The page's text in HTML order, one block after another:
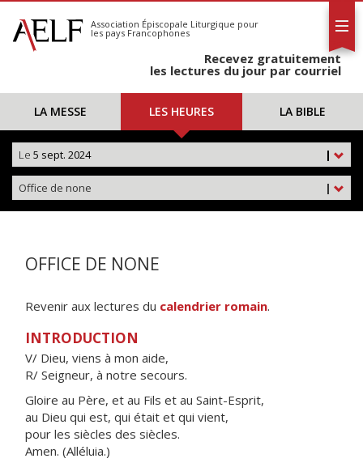
S'abonner
Calendrier
Association Épiscopale Liturgique pour
les pays Francophones
Recevez gratuitement
les lectures du jour par courriel
LA MESSE LES HEURES LA BIBLE
|
Le 5 sept. 2024
|
Office de none
OFFICE DE NONE
Revenir aux lectures du calendrier romain.
INTRODUCTION
V/ Dieu, viens à mon aide,
R/ Seigneur, à notre secours.
Gloire au Père, et au Fils et au Saint-Esprit,
au Dieu qui est, qui était et qui vient,
pour les siècles des siècles.
Amen. (Alléluia.)